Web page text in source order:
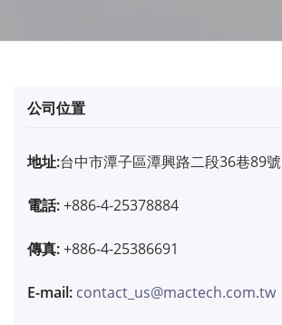
公司位置
地址:台中市潭子區潭興路二段36巷89號
電話:+886-4-25378884
傳真:+886-4-25386691
E-mail: contact_us@mactech.com.tw